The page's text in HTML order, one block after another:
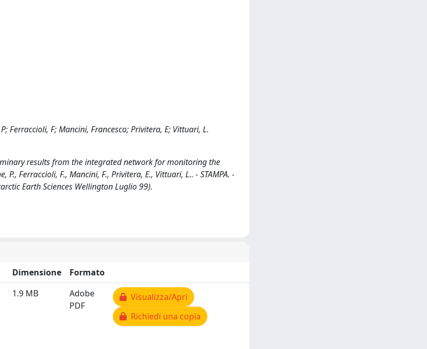
Ferraccioli, F; Mancini, Francesco; Privitera, E; Vittuari, L.
results from the integrated network for monitoring the
Ferraccioli, F., Mancini, F., Privitera, E., Vittuari, L.. - STAMPA. -
Earth Sciences Wellington Luglio 99).
Dimensione
Formato
1.9 MB
Adobe
PDF
Visualizza/Apri
Richiedi una copia